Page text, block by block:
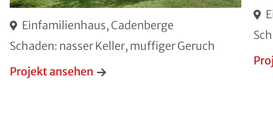
Einfamilienhaus, Cadenberge
Schaden: nasser Keller, muffiger Geruch
Projekt ansehen